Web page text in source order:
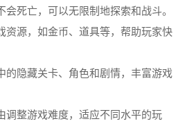
死亡，可以无限制地探索和战斗。
资源，如金币、道具等，帮助玩家快
的隐藏关卡、角色和剧情，丰富游戏
调整游戏难度，适应不同水平的玩